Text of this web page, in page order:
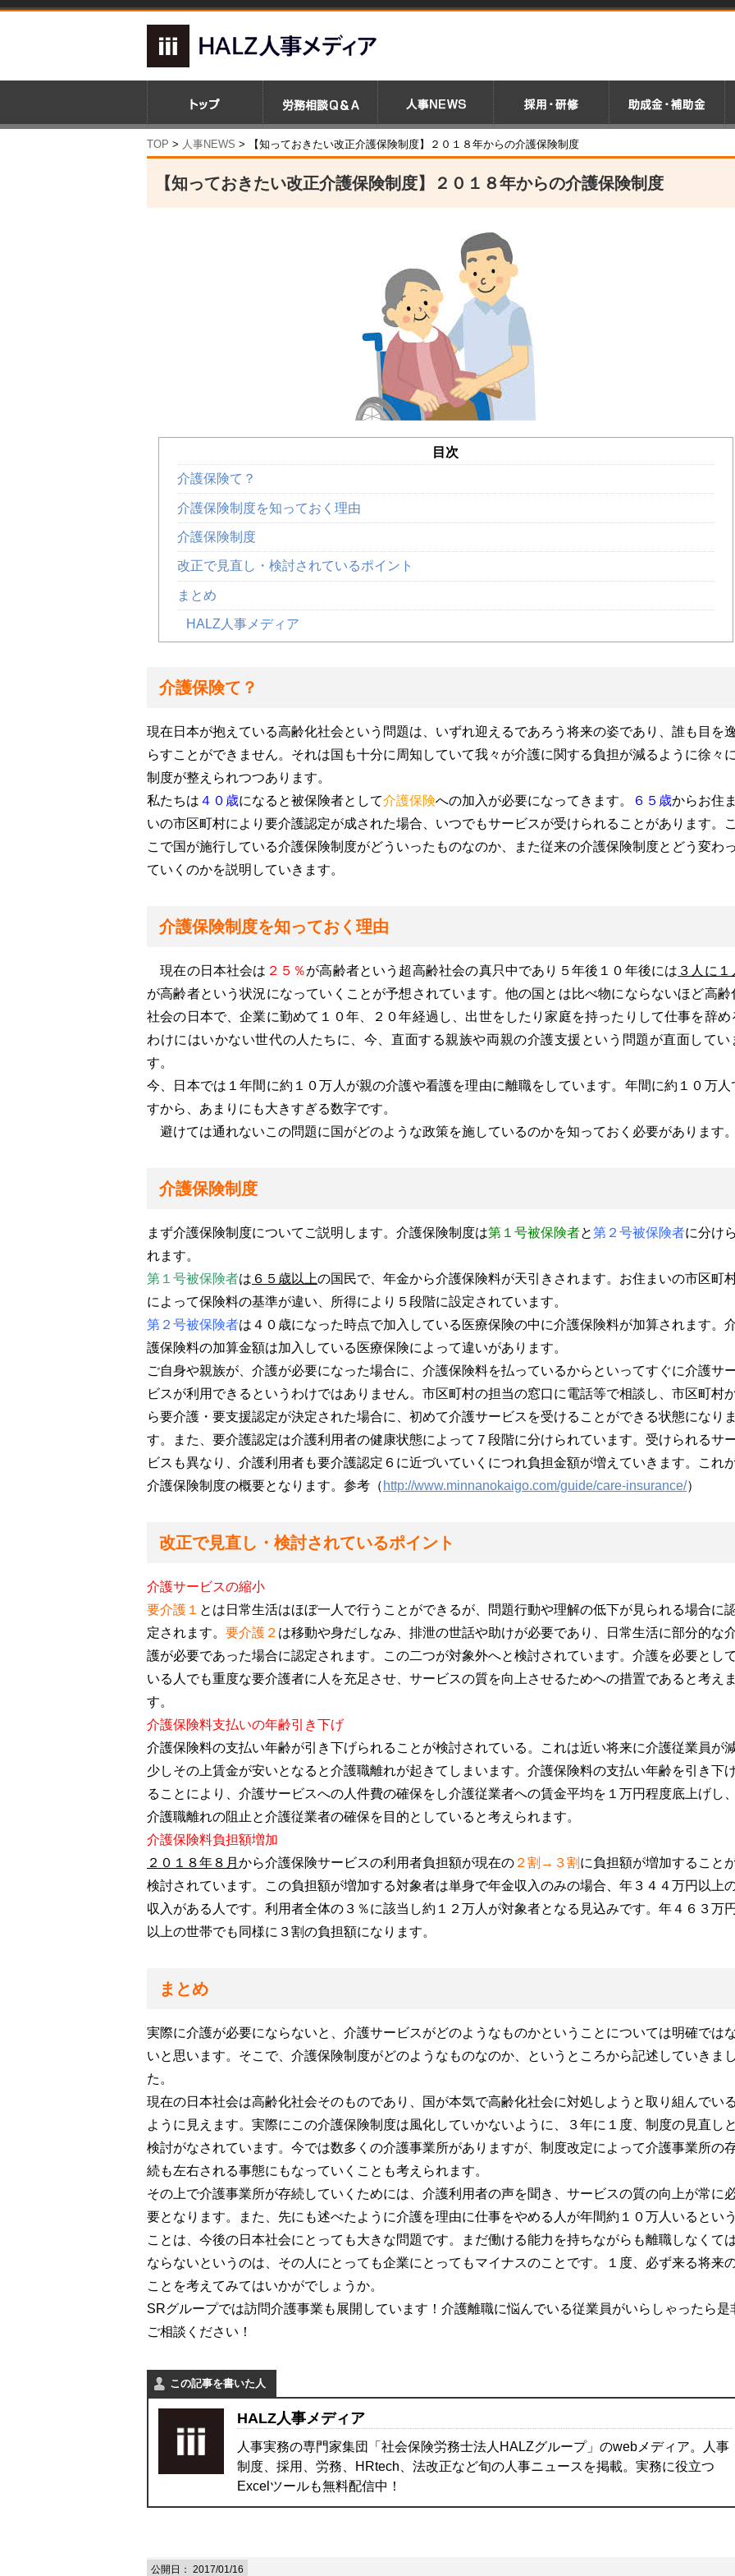
TOP > 人事NEWS > 【知っておきたい改正介護保険制度】２０１８年からの介護保険制度
【知っておきたい改正介護保険制度】２０１８年からの介護保険制度
目次
介護保険て？
介護保険制度を知っておく理由
介護保険制度
改正で見直し・検討されているポイント
まとめ
HALZ人事メディア
介護保険て？
現在日本が抱えている高齢化社会という問題は、いずれ迎えるであろう将来の姿であり、誰も目を
らすことができません。それは国も十分に周知していて我々が介護に関する負担が減るように徐々に
制度が整えられつつあります。
私たちは ４０歳になると被保険者として介護保険への加入が必要になってきます。 ６５歳からお住ま
いの市区町村により要介護認定が成された場合、いつでもサービスが受けられることがあります。こ
こで国が施行している介護保険制度がどういったものなのか、また従来の介護保険制度とどう変わっ
ていくのかを説明していきます。
介護保険制度を知っておく理由
現在の日本社会は ２５％が高齢者という超高齢社会の真只中であり５年後１０年後には ３人に１
が高齢者という状況になっていくことが予想されています。他の国とは比べ物にならないほど高齢
社会の日本で、企業に勤めて１０年、２０年経過し、出世をしたり家庭を持ったりして仕事を辞め
わけにはいかない世代の人たちに、今、直面する親族や両親の介護支援という問題が直面してい
す。
今、日本では１年間に約１０万人が親の介護や看護を理由に離職をしています。年間に約１０万人
すから、あまりにも大きすぎる数字です。
避けては通れないこの問題に国がどのような政策を施しているのかを知っておく必要があります。
介護保険制度
まず介護保険制度についてご説明します。介護保険制度は第１号被保険者と第２号被保険者に分けら
れます。
第１号被保険者は ６５歳以上の国民で、年金から介護保険料が天引きされます。お住まいの市区町
によって保険料の基準が違い、所得により５段階に設定されています。
第２号被保険者は４０歳になった時点で加入している医療保険の中に介護保険料が加算されます。
護保険料の加算金額は加入している医療保険によって違いがあります。
ご自身や親族が、介護が必要になった場合に、介護保険料を払っているからといってすぐに介護サ
ビスが利用できるというわけではありません。市区町村の担当の窓口に電話等で相談し、市区町村
ら要介護・要支援認定が決定された場合に、初めて介護サービスを受けることができる状態になりま
す。また、要介護認定は介護利用者の健康状態によって７段階に分けられています。受けられるサ
ビスも異なり、介護利用者も要介護認定６に近づいていくにつれ負担金額が増えていきます。これ
介護保険制度の概要となります。参考（ http://www.minnanokaigo.com/guide/care-insurance/）
改正で見直し・検討されているポイント
介護サービスの縮小
要介護１ と は日常生活はほぼ一人で行うことができるが、問題行動や理解の低下が見られる場合に
定されます。 要介護２ は移動や身だしなみ、排泄の世話や助けが必要であり、日常生活に部分的な
護が必要であった場合に認定されます。この二つが対象外へと検討されています。介護を必要として
いる人でも重度な要介護者に人を充足させ、サービスの質を向上させるためへの措置であると考えま
す。
介護保険料支払いの年齢引き下げ
介護保険料の支払い年齢が引き下げられることが検討されている。これは近い将来に介護従業員が
少しその上賃金が安いとなると介護職離れが起きてしまいます。介護保険料の支払い年齢を引き下
ることにより、介護サービスへの人件費の確保をし介護従業者への賃金平均を１万円程度底上げし、
介護職離れの阻止と介護従業者の確保を目的としていると考えられます。
介護保険料負担額増加
２０１８年８月 から介護保険サービスの利用者負担額が現在の ２割→３割 に負担額が増加すること
検討されています。
この負担額が増加する対象者は単身で年金収入のみの場合、 年３４４万円以上
収入がある人です。利用者全体の３％に該当し約１２万人が対象者となる見込みです。年４６３万円
以上の世帯でも同様に３割の負担額になります。
まとめ
実際に介護が必要にならないと、介護サービスがどのようなものかということについては明確では
いと思います。そこで、介護保険制度がどのようなものなのか、というところから記述していきまし
た。
現在の日本社会は高齢化社会そのものであり、国が本気で高齢化社会に対処しようと取り組んでいる
ように見えます。実際にこの介護保険制度は風化していかないように、３年に１度、制度の見直しと
検討がなされています。今では数多くの介護事業所がありますが、制度改定によって介護事業所の
続も左右される事態にもなっていくことも考えられます。
その上で介護事業所が存続していくためには、介護利用者の声を聞き、サービスの質の向上が常に
要となります。また、先にも述べたように介護を理由に仕事をやめる人が年間約１０万人いるという
ことは、今後の日本社会にとっても大きな問題です。まだ働ける能力を持ちながらも離職しなくて
ならないというのは、その人にとっても企業にとってもマイナスのことです。１度、必ず来る将来
ことを考えてみてはいかがでしょうか。
SRグループでは訪問介護事業も展開しています！介護離職に悩んでいる従業員がいらしゃったら是
ご相談ください！
この記事を書いた人
HALZ人事メディア
人事実務の専門家集団「社会保険労務士法人HALZグループ」のwebメディア。人事
制度、採用、労務、HRtech、法改正など旬の人事ニュースを掲載。実務に役立つ
Excelツールも無料配信中！
公開日： 2017/01/16